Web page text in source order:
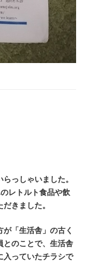
っしゃいました。
レトルト食品や飲
きました。
「生活舎」の古く
とのことで、生活舎
入っていたチラシで